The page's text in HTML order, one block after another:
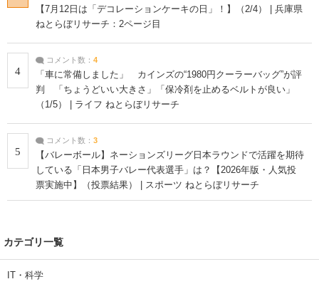
【7月12日は「デコレーションケーキの日」！】（2/4） | 兵庫県
ねとらぼリサーチ：2ページ目
4
コメント数： 4
「車に常備しました」 カインズの“1980円クーラーバッグ”が評
判 「ちょうどいい大きさ」「保冷剤を止めるベルトが良い」
（1/5） | ライフ ねとらぼリサーチ
5
コメント数： 3
【バレーボール】ネーションズリーグ日本ラウンドで活躍を期待
している「日本男子バレー代表選手」は？【2026年版・人気投
票実施中】（投票結果） | スポーツ ねとらぼリサーチ
カテゴリ一覧
IT・科学